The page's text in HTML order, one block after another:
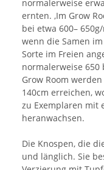
normalerweise
ernten. ,Im Grow
bei etwa 600–
wenn die Samen
Sorte im Freien
normalerweise 650
Grow Room
140cm erreichen,
zu Exemplaren mit
heranwachsen.
Die Knospen, die
und länglich. Sie